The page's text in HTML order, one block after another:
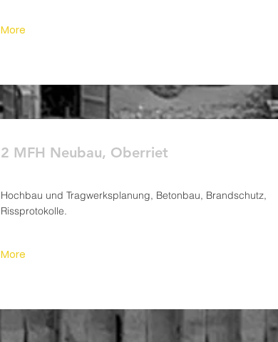
More
2 MFH Neubau, Oberriet
Hochbau und Tragwerksplanung, Betonbau, Brandschutz,
Rissprotokolle.
More